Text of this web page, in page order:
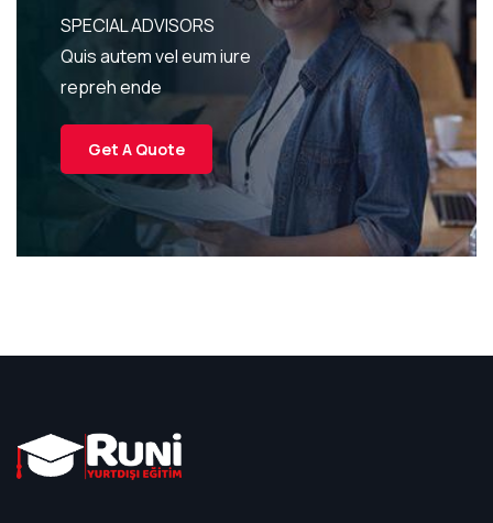
SPECIAL ADVISORS
Quis autem vel eum iure
repreh ende
Get A Quote